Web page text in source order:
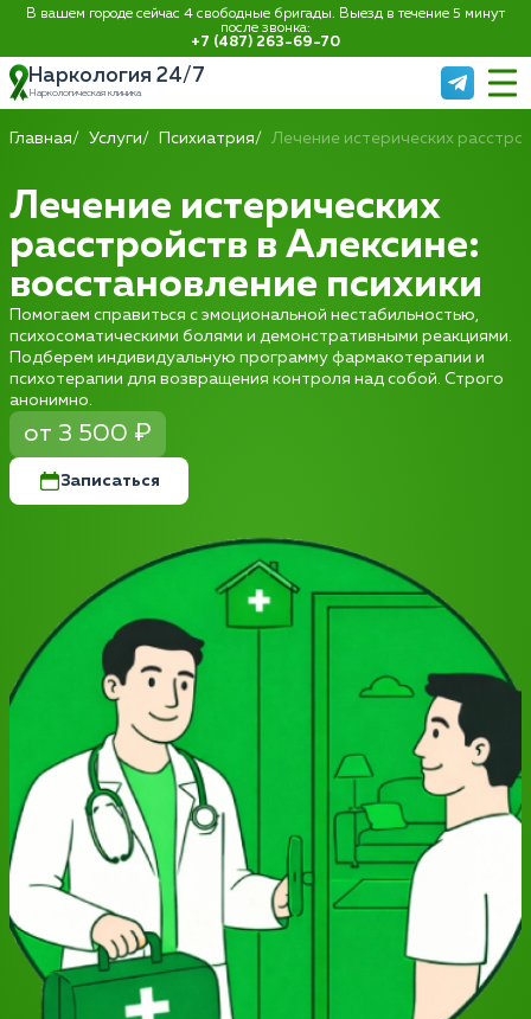
В вашем городе сейчас 4 свободные бригады. Выезд в течение 5 минут
после звонка:
+7 (487) 263-69-70
Наркология 24/7
Наркологическая клиника
Главная Услуги Психиатрия Лечение истерических
Лечение истерических
расстройств в Алексине:
восстановление психики
Помогаем справиться с эмоциональной нестабильностью,
психосоматическими болями и демонстративными реакциями.
Подберем индивидуальную программу фармакотерапии и
психотерапии для возвращения контроля над собой. Строго
анонимно.
от 3 500 ₽
Записаться